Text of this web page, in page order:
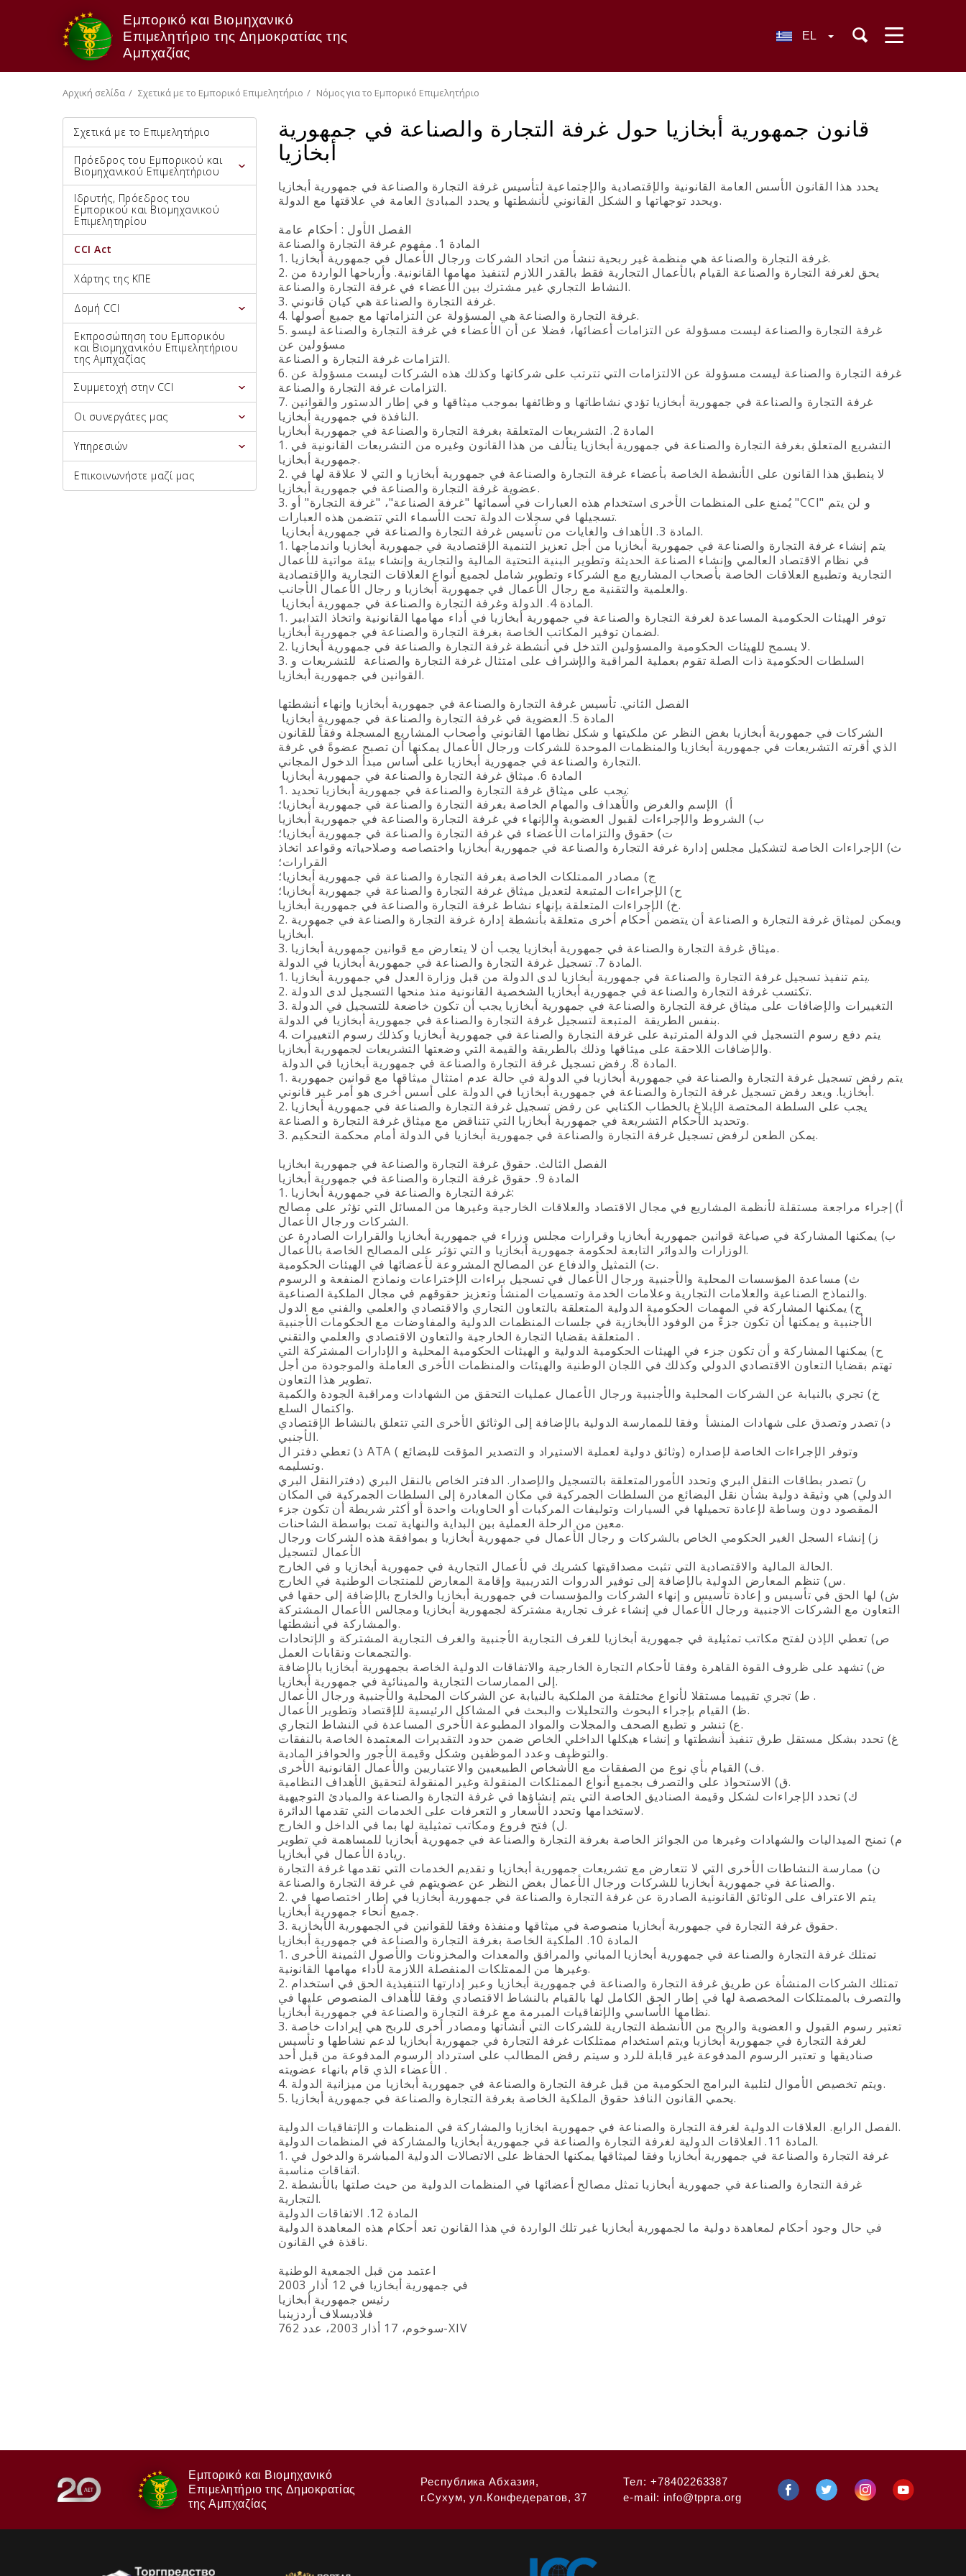
Εμπορικό και Βιομηχανικό
Επιμελητήριο της Δημοκρατίας της
Αμπχαζίας
EL
Αρχική σελίδα Σχετικά με το Εμπορικό Επιμελητήριο Νόμος για το Εμπορικό Επιμελητήριο
Σχετικά με το Επιμελητήριο
Πρόεδρος του Εμπορικού και
Βιομηχανικού Επιμελητήριου
Ιδρυτής, Πρόεδρος του
Εμπορικού και Βιομηχανικού
Επιμελητηρίου
CCI Act
Χάρτης της ΚΠΕ
Δομή CCI
Εκπροσώπηση του Εμπορικόυ
και Βιομηχανικόυ Επιμελητήριου
της Αμπχαζίας
Συμμετοχή στην CCI
Οι συνεργάτες μας
Υπηρεσιών
Επικοινωνήστε μαζί μας
قانون جمهورية أبخازيا حول غرفة التجارة والصناعة في جمهورية
أبخازيا
يحدد هذا القانون الأسس العامة القانونية والإقتصادية والإجتماعية لتأسيس غرفة التجارة والصناعة في جمهورية أبخازيا
ويحدد توجهاتها و الشكل القانوني لأنشطتها و يحدد المبادئ العامة في علاقتها مع الدولة.
الفصل الأول : أحكام عامة
المادة 1. مفهوم غرفة التجارة والصناعة
1. غرفة التجارة والصناعة هي منظمة غير ربحية تنشأ من اتحاد الشركات ورجال الأعمال في جمهورية أبخازيا.
2. يحق لغرفة التجارة والصناعة القيام بالأعمال التجارية فقط بالقدر اللازم لتنفيذ مهامها القانونية. وأرباحها الواردة من
النشاط التجاري غير مشترك بين الأعضاء في غرفة التجارة والصناعة.
3. غرفة التجارة والصناعة هي كيان قانوني.
4. غرفة التجارة والصناعة هي المسؤولة عن التزاماتها مع جميع أصولها.
5. غرفة التجارة والصناعة ليست مسؤولة عن التزامات أعضائها، فضلا عن أن الأعضاء في غرفة التجارة والصناعة ليسو
مسؤولين عن
التزامات غرفة التجارة و الصناعة.
6. غرفة التجارة والصناعة ليست مسؤولة عن الالتزامات التي تترتب على شركاتها وكذلك هذه الشركات ليست مسؤولة عن
التزامات غرفة التجارة والصناعة.
7. غرفة التجارة والصناعة في جمهورية أبخازيا تؤدي نشاطاتها و وظائفها بموجب ميثاقها و في إطار الدستور والقوانين
النافذة في جمهورية أبخازيا.
المادة 2. التشريعات المتعلقة بغرفة التجارة والصناعة في جمهورية أبخازيا
1. التشريع المتعلق بغرفة التجارة والصناعة في جمهورية أبخازيا يتألف من هذا القانون وغيره من التشريعات القانونية في
جمهورية أبخازيا.
2. لا ينطبق هذا القانون على الأنشطة الخاصة بأعضاء غرفة التجارة والصناعة في جمهورية أبخازيا و التي لا علاقة لها في
عضوية غرفة التجارة والصناعة في جمهورية أبخازيا.
3. يُمنع على المنظمات الأخرى استخدام هذه العبارات في أسمائها "غرفة الصناعة"، "غرفة التجارة" أو "CCI" و لن يتم
تسجيلها في سجلات الدولة تحت الأسماء التي تتضمن هذه العبارات.
المادة 3. الأهداف والغايات من تأسيس غرفة التجارة والصناعة في جمهورية أبخازيا.
1. يتم إنشاء غرفة التجارة والصناعة في جمهورية أبخازيا من أجل تعزيز التنمية الإقتصادية في جمهورية أبخازيا واندماجها
في نظام الاقتصاد العالمي وإنشاء الصناعة الحديثة وتطوير البنية التحتية المالية والتجارية وإنشاء بيئة مواتية للأعمال
التجارية وتطبيع العلاقات الخاصة بأصحاب المشاريع مع الشركاء وتطوير شامل لجميع أنواع العلاقات التجارية والإقتصادية
والعلمية والتقنية مع رجال الأعمال في جمهورية أبخازيا و رجال الأعمال الأجانب.
المادة 4. الدولة وغرفة التجارة والصناعة في جمهورية أبخازيا.
1. توفر الهيئات الحكومية المساعدة لغرفة التجارة والصناعة في جمهورية أبخازيا في أداء مهامها القانونية واتخاذ التدابير
لضمان توفير المكاتب الخاصة بغرفة التجارة والصناعة في جمهورية أبخازيا.
2. لا يسمح للهيئات الحكومية والمسؤولين التدخل في أنشطة غرفة التجارة والصناعة في جمهورية أبخازيا.
3. السلطات الحكومية ذات الصلة تقوم بعملية المراقبة والإشراف على امتثال غرفة التجارة والصناعة للتشريعات و
القوانين في جمهورية أبخازيا.
الفصل الثاني. تأسيس غرفة التجارة والصناعة في جمهورية أبخازيا وإنهاء أنشطتها
المادة 5. العضوية في غرفة التجارة والصناعة في جمهورية أبخازيا
الشركات في جمهورية أبخازيا بغض النظر عن ملكيتها و شكل نظامها القانوني وأصحاب المشاريع المسجلة وفقاً للقانون
الذي أقرته التشريعات في جمهورية أبخازيا والمنظمات الموحدة للشركات ورجال الأعمال يمكنها أن تصبح عضوةً في غرفة
التجارة والصناعة في جمهورية أبخازيا على أساس مبدأ الدخول المجاني.
المادة 6. ميثاق غرفة التجارة والصناعة في جمهورية أبخازيا
1. يجب على ميثاق غرفة التجارة والصناعة في جمهورية أبخازيا تحديد:
أ‌) الإسم والغرض والأهداف والمهام الخاصة بغرفة التجارة والصناعة في جمهورية أبخازيا؛
ب‌) الشروط والإجراءات لقبول العضوية والإنهاء في غرفة التجارة والصناعة في جمهورية أبخازيا
ت‌) حقوق والتزامات الأعضاء في غرفة التجارة والصناعة في جمهورية أبخازيا؛
ث‌) الإجراءات الخاصة لتشكيل مجلس إدارة غرفة التجارة والصناعة في جمهورية أبخازيا واختصاصه وصلاحياته وقواعد اتخاذ
القرارات؛
ج‌) مصادر الممتلكات الخاصة بغرفة التجارة والصناعة في جمهورية أبخازيا؛
ح‌) الإجراءات المتبعة لتعديل ميثاق غرفة التجارة والصناعة في جمهورية أبخازيا؛
خ‌) الإجراءات المتعلقة بإنهاء نشاط غرفة التجارة والصناعة في جمهورية أبخازيا.
2. ويمكن لميثاق غرفة التجارة و الصناعة أن يتضمن أحكام أخرى متعلقة بأنشطة إدارة غرفة التجارة والصناعة في جمهورية
أبخازيا.
3. ميثاق غرفة التجارة والصناعة في جمهورية أبخازيا يجب أن لا يتعارض مع قوانين جمهورية أبخازيا.
المادة 7. تسجيل غرفة التجارة والصناعة في جمهورية أبخازيا في الدولة.
1. يتم تنفيذ تسجيل غرفة التجارة والصناعة في جمهورية أبخازيا لدى الدولة من قبل وزارة العدل في جمهورية أبخازيا.
2. تكتسب غرفة التجارة والصناعة في جمهورية أبخازيا الشخصية القانونية منذ منحها التسجيل لدى الدولة.
3. التغييرات والإضافات على ميثاق غرفة التجارة والصناعة في جمهورية أبخازيا يجب أن تكون خاضعة للتسجيل في الدولة
بنفس الطريقة المتبعة لتسجيل غرفة التجارة والصناعة في جمهورية أبخازيا في الدولة.
4. يتم دفع رسوم التسجيل في الدولة المترتبة على غرفة التجارة والصناعة في جمهورية أبخازيا وكذلك رسوم التغييرات
والإضافات اللاحقة على ميثاقها وذلك بالطريقة والقيمة التي وضعتها التشريعات لجمهورية أبخازيا.
المادة 8. رفض تسجيل غرفة التجارة والصناعة في جمهورية أبخازيا في الدولة.
1. يتم رفض تسجيل غرفة التجارة والصناعة في جمهورية أبخازيا في الدولة في حالة عدم امتثال ميثاقها مع قوانين جمهورية
أبخازيا. ويعد رفض تسجيل غرفة التجارة والصناعة في جمهورية أبخازيا في الدولة على أسس أخرى هو أمر غير قانوني.
2. يجب على السلطة المختصة الإبلاغ بالخطاب الكتابي عن رفض تسجيل غرفة التجارة والصناعة في جمهورية أبخازيا
وتحديد الأحكام التشريعة في جمهورية أبخازيا التي تتناقض مع ميثاق غرفة التجارة و الصناعة.
3. يمكن الطعن لرفض تسجيل غرفة التجارة والصناعة في جمهورية أبخازيا في الدولة أمام محكمة التحكيم.
الفصل الثالث. حقوق غرفة التجارة والصناعة في جمهورية ابخازيا
المادة 9. حقوق غرفة التجارة والصناعة في جمهورية أبخازيا
1. غرفة التجارة والصناعة في جمهورية أبخازيا:
أ‌) إجراء مراجعة مستقلة لأنظمة المشاريع في مجال الاقتصاد والعلاقات الخارجية وغيرها من المسائل التي تؤثر على مصالح
الشركات ورجال الأعمال.
ب‌) يمكنها المشاركة في صياغة قوانين جمهورية أبخازيا وقرارات مجلس وزراء في جمهورية أبخازيا والقرارات الصادرة عن
الوزارات والدوائر التابعة لحكومة جمهورية أبخازيا و التي تؤثر على المصالح الخاصة بالأعمال.
ت‌) التمثيل والدفاع عن المصالح المشروعة لأعضائها في الهيئات الحكومية.
ث‌) مساعدة المؤسسات المحلية والأجنبية ورجال الأعمال في تسجيل براءات الإختراعات ونماذج المنفعة و الرسوم
والنماذج الصناعية والعلامات التجارية وعلامات الخدمة وتسميات المنشأ وتعزيز حقوقهم في مجال الملكية الصناعية.
ج‌) يمكنها المشاركة في المهمات الحكومية الدولية المتعلقة بالتعاون التجاري والاقتصادي والعلمي والفني مع الدول
الأجنبية و يمكنها أن تكون جزءً من الوفود الأبخازية في جلسات المنظمات الدولية والمفاوضات مع الحكومات الأجنبية
المتعلقة بقضايا التجارة الخارجية والتعاون الاقتصادي والعلمي والتقني .
ح‌) يمكنها المشاركة و أن تكون جزء في الهيئات الحكومية الدولية و الهيئات الحكومية المحلية و الإدارات المشتركة التي
تهتم بقضايا التعاون الاقتصادي الدولي وكذلك في اللجان الوطنية والهيئات والمنظمات الأخرى العاملة والموجودة من أجل
تطوير هذا التعاون.
خ‌) تجري بالنيابة عن الشركات المحلية والأجنبية ورجال الأعمال عمليات التحقق من الشهادات ومراقبة الجودة والكمية
واكتمال السلع.
د‌) تصدر وتصدق على شهادات المنشأ وفقا للممارسة الدولية بالإضافة إلى الوثائق الأخرى التي تتعلق بالنشاط الإقتصادي
الأجنبي.
ذ‌) تعطي دفتر ال ATA ( وثائق دولية لعملية الاستيراد و التصدير المؤقت للبضائع) وتوفر الإجراءات الخاصة لإصداره
وتسليمه.
ر‌) تصدر بطاقات النقل البري وتحدد الأمورالمتعلقة بالتسجيل والإصدار. الدفتر الخاص بالنقل البري (دفترالنقل البري
الدولي) هي وثيقة دولية بشأن نقل البضائع من السلطات الجمركية في مكان المغادرة إلى السلطات الجمركية في المكان
المقصود دون وساطة لإعادة تحميلها في السيارات وتوليفات المركبات أو الحاويات واحدة أو أكثر شريطة أن تكون جزء
معين من الرحلة العملية بين البداية والنهاية تمت بواسطة الشاحنات.
ز‌) إنشاء السجل الغير الحكومي الخاص بالشركات و رجال الأعمال في جمهورية أبخازيا و بموافقة هذه الشركات ورجال
الحالة المالية والاقتصادية التي تثبت مصداقيتها كشريك في لأعمال التجارية في جمهورية أبخازيا و في الخارج.
س‌) تنظم المعارض الدولية بالإضافة إلى توفير الدروات التدريبية وإقامة المعارض للمنتجات الوطنية في الخارج.
ش‌) لها الحق في تأسيس و إعادة تأسيس و إنهاء الشركات والمؤسسات في جمهورية أبخازيا والخارج بالإضافة إلى حقها في
التعاون مع الشركات الاجنبية ورجال الأعمال في إنشاء غرف تجارية مشتركة لجمهورية أبخازيا ومجالس الأعمال المشتركة
والمشاركة في أنشطتها.
ص‌) تعطي الإذن لفتح مكاتب تمثيلية في جمهورية أبخازيا للغرف التجارية الأجنبية والغرف التجارية المشتركة و الإتحادات
والتجمعات ونقابات العمل.
ض‌) تشهد على ظروف القوة القاهرة وفقا لأحكام التجارة الخارجية والاتفاقات الدولية الخاصة بجمهورية أبخازيا بالإضافة
إلى الممارسات التجارية والمينائية في جمهورية أبخازيا.
ط‌) تجري تقييما مستقلا لأنواع مختلفة من الملكية بالنيابة عن الشركات المحلية والأجنبية ورجال الأعمال .
ظ‌) القيام بإجراء البحوث والتحليلات والبحث في المشاكل الرئيسية للإقتصاد وتطوير الأعمال.
ع‌) تنشر و تطبع الصحف والمجلات والمواد المطبوعة الأخرى المساعدة في النشاط التجاري.
غ‌) تحدد بشكل مستقل طرق تنفيذ أنشطتها و إنشاء هيكلها الداخلي الخاص ضمن حدود التقديرات المعتمدة الخاصة بالنفقات
والتوظيف وعدد الموظفين وشكل وقيمة الأجور والحوافز المادية.
ف‌) القيام بأي نوع من الصفقات مع الأشخاص الطبيعيين والاعتباريين والأعمال القانونية الأخرى.
ق‌) الاستحواذ على والتصرف بجميع أنواع الممتلكات المنقولة وغير المنقولة لتحقيق الأهداف النظامية.
ك‌) تحدد الإجراءات لشكل وقيمة الصناديق الخاصة التي يتم إنشاؤها في غرفة التجارة والصناعة والمبادئ التوجيهية
لاستخدامها وتحدد الأسعار و التعرفات على الخدمات التي تقدمها الدائرة.
ل‌) فتح فروع ومكاتب تمثيلية لها بما في الداخل و الخارج.
م‌) تمنح الميداليات والشهادات وغيرها من الجوائز الخاصة بغرفة التجارة والصناعة في جمهورية أبخازيا للمساهمة في تطوير
ريادة الأعمال في أبخازيا.
ن‌) ممارسة النشاطات الأخرى التي لا تتعارض مع تشريعات جمهورية أبخازيا و تقديم الخدمات التي تقدمها غرفة التجارة
والصناعة في جمهورية أبخازيا للشركات ورجال الأعمال بغض النظر عن عضويتهم في غرفة التجارة والصناعة.
2. يتم الاعتراف على الوثائق القانونية الصادرة عن غرفة التجارة والصناعة في جمهورية أبخازيا في إطار اختصاصها في
جميع أنحاء جمهورية أبخازيا.
3. حقوق غرفة التجارة في جمهورية أبخازيا منصوصة في ميثاقها ومنفذة وفقا للقوانين في الجمهورية الأبخازية.
المادة 10. الملكية الخاصة بغرفة التجارة والصناعة في جمهورية أبخازيا
1. تمتلك غرفة التجارة والصناعة في جمهورية أبخازيا المباني والمرافق والمعدات والمخزونات والأصول الثمينة الأخرى
وغيرها من الممتلكات المنفصلة اللازمة لأداء مهامها القانونية.
2. تمتلك الشركات المنشأة عن طريق غرفة التجارة والصناعة في جمهورية أبخازيا وعبر إدارتها التنفيذية الحق في استخدام
والتصرف بالممتلكات المخصصة لها في إطار الحق الكامل لها بالقيام بالنشاط الاقتصادي وفقا للأهداف المنصوص عليها في
نظامها الأساسي والإتفاقيات المبرمة مع غرفة التجارة والصناعة في جمهورية أبخازيا.
3. تعتبر رسوم القبول و العضوية والربح من الأنشطة التجارية للشركات التي أنشأتها ومصادر أخرى للربح هي إيرادات خاصة
لغرفة التجارة في جمهورية أبخازيا ويتم استخدام ممتلكات غرفة التجارة في جمهورية أبخازيا لدعم نشاطها و تأسيس
صناديقها و تعتبر الرسوم المدفوعة غير قابلة للرد و سيتم رفض المطالب على استرداد الرسوم المدفوعة من قبل أحد
الأعضاء الذي قام بانهاء عضويته .
4. ويتم تخصيص الأموال لتلبية البرامج الحكومية من قبل غرفة التجارة والصناعة في جمهورية أبخازيا من ميزانية الدولة.
5. يحمي القانون النافذ حقوق الملكية الخاصة بغرفة التجارة والصناعة في جمهورية أبخازيا.
الفصل الرابع. العلاقات الدولية لغرفة التجارة والصناعة في جمهورية ابخازيا والمشاركة في المنظمات و الإتفاقيات الدولية.
المادة 11. العلاقات الدولية لغرفة التجارة والصناعة في جمهورية أبخازيا والمشاركة في المنظمات الدولية.
1. غرفة التجارة والصناعة في جمهورية أبخازيا وفقا لميثاقها يمكنها الحفاظ على الاتصالات الدولية المباشرة والدخول في
اتفاقات مناسبة.
2. غرفة التجارة والصناعة في جمهورية أبخازيا تمثل مصالح أعضائها في المنظمات الدولية من حيث صلتها بالأنشطة
التجارية.
المادة 12. الاتفاقات الدولية
في حال وجود أحكام لمعاهدة دولية ما لجمهورية أبخازيا غير تلك الواردة في هذا القانون تعد أحكام هذه المعاهدة الدولية
ناقذة في القانون.
اعتمد من قبل الجمعية الوطنية
في جمهورية أبخازيا في 12 أذار 2003
رئيس جمهورية أبخازيا
فلاديسلاف أردزينبا
سوخوم، 17 أذار 2003، عدد 762-XIV
Εμπορικό και Βιομηχανικό
Επιμελητήριο της Δημοκρατίας
της Αμπχαζίας
Республика Абхазия,
г.Сухум, ул.Конфедератов, 37
Тел: +78402263387
e-mail: info@tppra.org